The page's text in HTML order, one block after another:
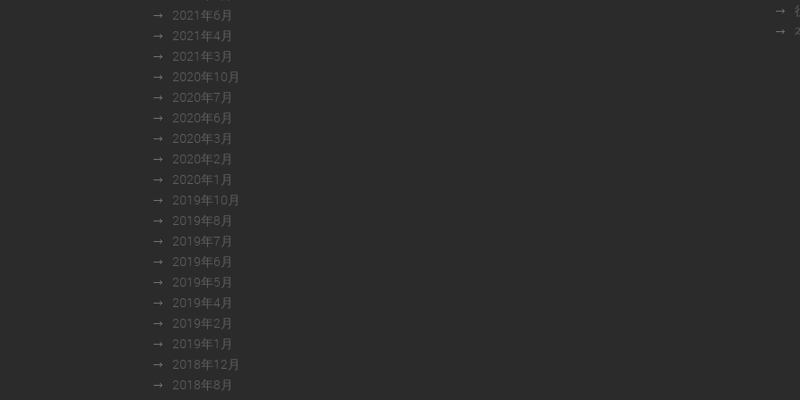
2021年6月
2021年4月
2021年3月
2020年10月
2020年7月
2020年6月
2020年3月
2020年2月
2020年1月
2019年10月
2019年8月
2019年7月
2019年6月
2019年5月
2019年4月
2019年2月
2019年1月
2018年12月
2018年8月